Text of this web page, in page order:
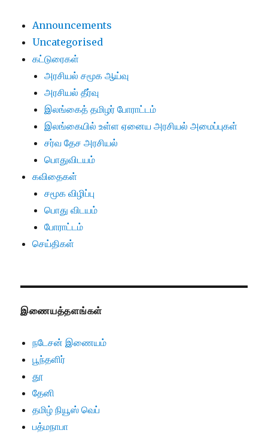
Announcements
Uncategorised
கட்டுரைகள்
அரசியல் சமூக ஆய்வு
அரசியல் தீர்வு
இலங்கைத் தமிழர் போராட்டம்
இலங்கையில் உள்ள ஏனைய அரசியல் அமைப்புகள்
சர்வ தேச அரசியல்
பொதுவிடயம்
கவிதைகள்
சமூக விழிப்பு
பொது விடயம்
போராட்டம்
செய்திகள்
இணையத்தளங்கள்
நடேசன் இணையம்
பூந்தளிர்
தூ
தேனி
தமிழ் நியூஸ் வெப்
பத்மநாபா